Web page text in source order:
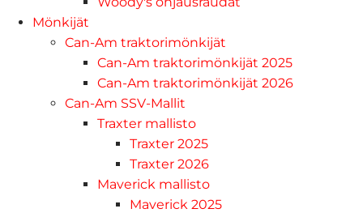
Mönkijät
Can-Am traktorimönkijät
Can-Am traktorimönkijät 2025
Can-Am traktorimönkijät 2026
Can-Am SSV-Mallit
Traxter mallisto
Traxter 2025
Traxter 2026
Maverick mallisto
Maverick 2025